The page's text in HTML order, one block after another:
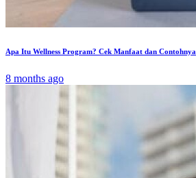
Apa Itu Wellness Program? Cek Manfaat dan Contohnya
8 months ago